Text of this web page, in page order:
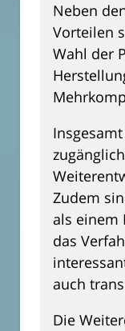
Neben
Vorteilen
Wahl der
Zudem
als einem
das
auch
Die